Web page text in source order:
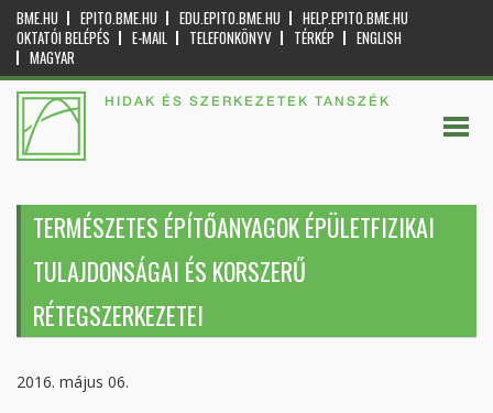
BME.HU EPITO.BME.HU EDU.EPITO.BME.HU
HELP.EPITO.BME.HU
OKTATÓI BELÉPÉS
E-MAIL TELEFONKÖNYV TÉRKÉP
ENGLISH
MAGYAR
HIDAK ÉS SZERKEZETEK TANSZÉK
TERMÉSZETES ÉPÍTŐANYAGOK ÉPÜLETFIZIKAI
TULAJDONSÁGAI ÉS KORSZERŰ
RÉTEGSZERKEZETEI
2016. május 06.